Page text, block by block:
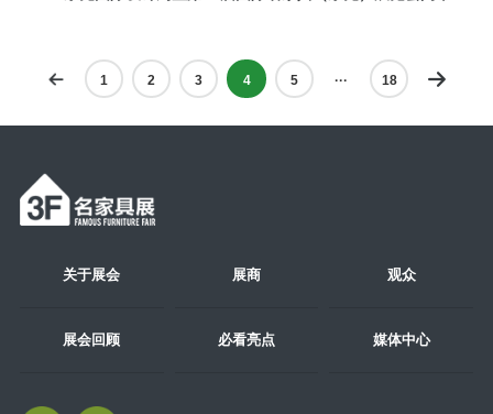
1 2 3 4 5 ··· 18
关于展会 展商 观众
展会回顾 必看亮点 媒体中心